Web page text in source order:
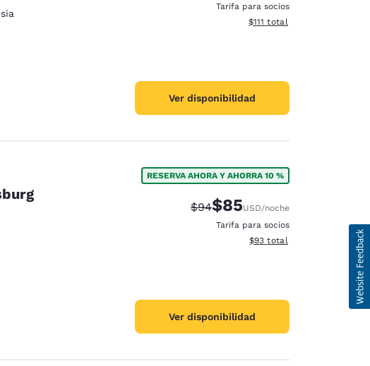
Tarifa para socios
Ver detalles del total
$111 total
Ver disponibilidad
RESERVA AHORA Y AHORRA 10 %
Precio tachado:
$94Precio con descuento:
$85USD/noche
Tarifa para socios
Ver detalles del total
$93 total
Ver disponibilidad